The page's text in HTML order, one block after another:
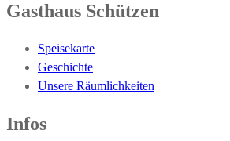
Gasthaus Schützen
Speisekarte
Geschichte
Unsere Räumlichkeiten
Infos